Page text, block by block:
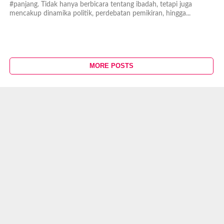
#panjang. Tidak hanya berbicara tentang ibadah, tetapi juga
mencakup dinamika politik, perdebatan pemikiran, hingga...
MORE POSTS